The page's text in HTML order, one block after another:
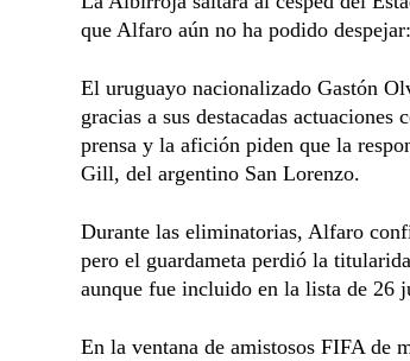
que Alfaro aún no ha podido
El uruguayo nacionalizado Gastón
gracias a sus destacadas
prensa y la afición piden que la
Gill, del argentino San Lorenzo.
Durante las eliminatorias, Alfaro
pero el guardameta perdió la
aunque fue incluido en la lista de 26
En la ventana de amistosos FIFA de